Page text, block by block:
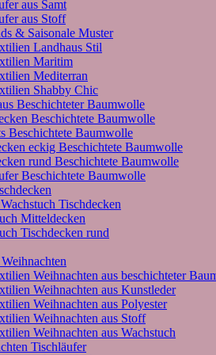
aus Samt
aus Stoff
& Saisonale Muster
Landhaus Stil
Maritim
Mediterran
Shabby Chic
Beschichteter Baumwolle
Beschichtete Baumwolle
Beschichtete Baumwolle
eckig Beschichtete Baumwolle
rund Beschichtete Baumwolle
Beschichtete Baumwolle
Tischdecken
Mitteldecken
Tischdecken rund
Weihnachten aus beschichteter
Weihnachten aus Kunstleder
Weihnachten aus Polyester
Weihnachten aus Stoff
Weihnachten aus Wachstuch
Tischläufer